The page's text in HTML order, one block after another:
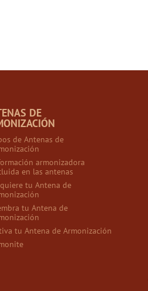
DE
de Antenas de
armonizadora
en las antenas
tu Antena de
tu Antena de
tu Antena de Armonización